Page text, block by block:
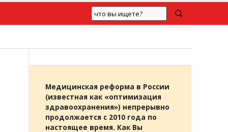
Медицинская реформа в России
(известная как «оптимизация
здравоохранения») непрерывно
продолжается с 2010 года по
настоящее время. Как Вы